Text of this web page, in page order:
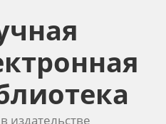
издательстве